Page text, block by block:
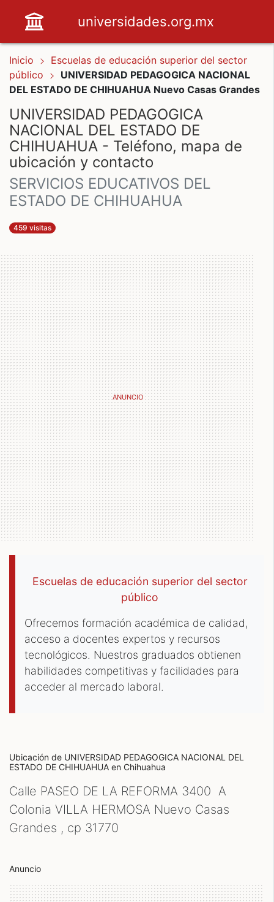
universidades.org.mx
Inicio
Escuelas de educación superior del sector
público
UNIVERSIDAD PEDAGOGICA NACIONAL
DEL ESTADO DE CHIHUAHUA Nuevo Casas Grandes
UNIVERSIDAD PEDAGOGICA
NACIONAL DEL ESTADO DE
CHIHUAHUA - Teléfono, mapa de
ubicación y contacto
SERVICIOS EDUCATIVOS DEL
ESTADO DE CHIHUAHUA
459 visitas
Escuelas de educación superior del sector
público
Ofrecemos formación académica de calidad,
acceso a docentes expertos y recursos
tecnológicos. Nuestros graduados obtienen
habilidades competitivas y facilidades para
acceder al mercado laboral.
Ubicación de UNIVERSIDAD PEDAGOGICA NACIONAL DEL
ESTADO DE CHIHUAHUA en Chihuahua
Calle PASEO DE LA REFORMA 3400 A
Colonia VILLA HERMOSA Nuevo Casas
Grandes , cp 31770
Anuncio